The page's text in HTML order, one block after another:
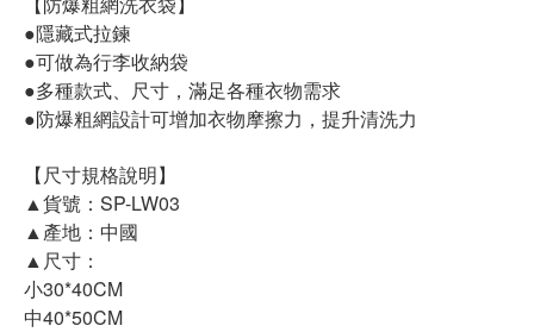
●隱藏式拉鍊
●可做為行李收納袋
●多種款式、尺寸，滿足各種衣物需求
●防爆粗網設計可增加衣物摩擦力，提升清洗力
【尺寸規格說明】
▲貨號：SP-LW03
▲產地：中國
▲尺寸：
小30*40CM
中40*50CM